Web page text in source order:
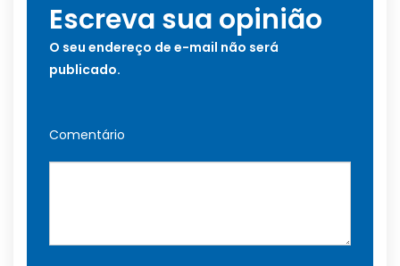
Escreva sua opinião
O seu endereço de e-mail não será
publicado.
Comentário